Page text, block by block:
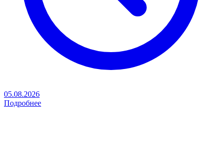
05.08.2026
Подробнее